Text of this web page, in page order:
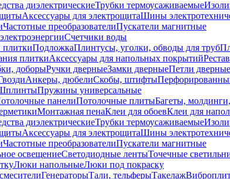
диэлектрическиеТрубки термоусаживаемые
Аксессуары для электрощитаШины
Частотные преобразователиПускатели магнитные
Счетчики воды
плиткиПодложкаПлинтусы, уголки, обводы для труб
плиткиАксессуары для напольных покрытий
доборыРучки дверныеЗамки дверныеПетли дверные
Анкеры, дюбелиСкобы, штифты
Пружины универсальные
панелиПотолочные плитыБагеты,
Монтажная пенаКлеи для обоевКлеи для
диэлектрическиеТрубки термоусаживаемые
Аксессуары для электрощитаШины
Частотные преобразователиПускатели магнитные
освещениеСветодиодные лентыТочечные
Люки напольныеЛюки под покраску
ГенераторыТали, тельферыТакелаж